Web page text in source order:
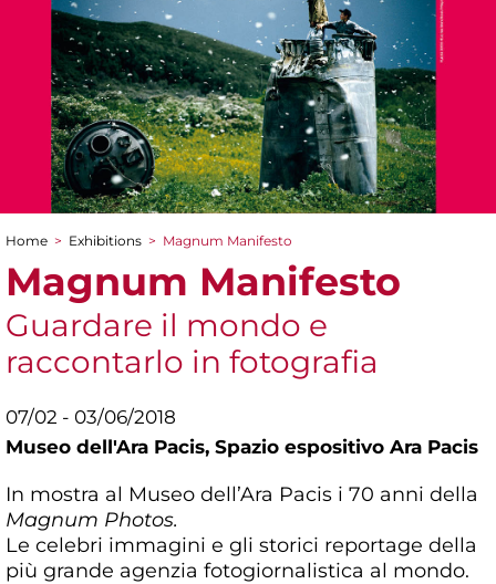
You are here
Home > Exhibitions > Magnum Manifesto
Magnum Manifesto
Guardare il mondo e
raccontarlo in fotografia
07/02 - 03/06/2018
Museo dell'Ara Pacis, Spazio espositivo Ara Pacis
In mostra al Museo dell’Ara Pacis i 70 anni della
Magnum Photos.
Le celebri immagini e gli storici reportage della
più grande agenzia fotogiornalistica al mondo.